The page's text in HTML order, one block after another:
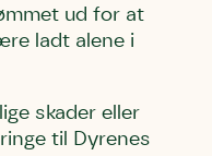
ud for at
ladt alene i
skader eller
til Dyrenes